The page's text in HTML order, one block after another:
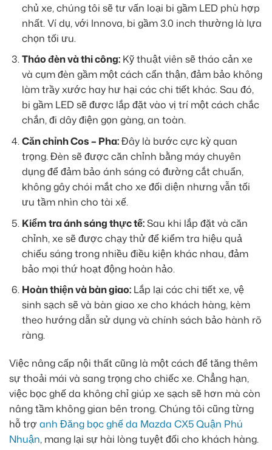
chủ xe, chúng tôi sẽ tư vấn loại bi gầm LED phù hợp
nhất. Ví dụ, với Innova, bi gầm 3.0 inch thường là lựa
chọn tối ưu.
Tháo đèn và thi công:Kỹ thuật viên sẽ tháo cản xe
và cụm đèn gầm một cách cẩn thận, đảm bảo không
làm trầy xước hay hư hại các chi tiết khác. Sau đó,
bi gầm LED sẽ được lắp đặt vào vị trí một cách chắc
chắn, đi dây điện gọn gàng, an toàn.
Căn chỉnh Cos – Pha:Đây là bước cực kỳ quan
trọng. Đèn sẽ được căn chỉnh bằng máy chuyên
dụng để đảm bảo ánh sáng có đường cắt chuẩn,
không gây chói mắt cho xe đối diện nhưng vẫn tối
ưu tầm nhìn cho tài xế.
Kiểm tra ánh sáng thực tế:Sau khi lắp đặt và căn
chỉnh, xe sẽ được chạy thử để kiểm tra hiệu quả
chiếu sáng trong nhiều điều kiện khác nhau, đảm
bảo mọi thứ hoạt động hoàn hảo.
Hoàn thiện và bàn giao:Lắp lại các chi tiết xe, vệ
sinh sạch sẽ và bàn giao xe cho khách hàng, kèm
theo hướng dẫn sử dụng và chính sách bảo hành rõ
ràng.
Việc nâng cấp nội thất cũng là một cách để tăng thêm
sự thoải mái và sang trọng cho chiếc xe. Chẳng hạn,
việc bọc ghế da không chỉ giúp xe sạch sẽ hơn mà còn
nâng tầm không gian bên trong. Chúng tôi cũng từng
hỗ trợ anh Đăng bọc ghế da Mazda CX5 Quận Phú
Nhuận, mang lại sự hài lòng tuyệt đối cho khách hàng.